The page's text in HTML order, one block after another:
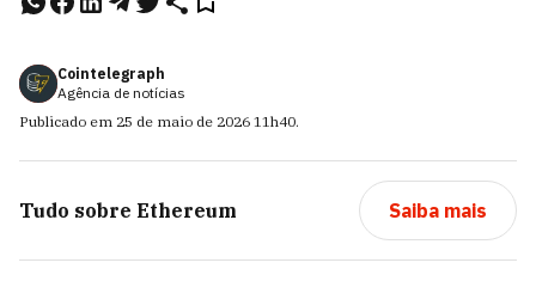
Cointelegraph
Agência de notícias
Publicado em 25 de maio de 2026 11h40.
Tudo sobre Ethereum Saiba mais